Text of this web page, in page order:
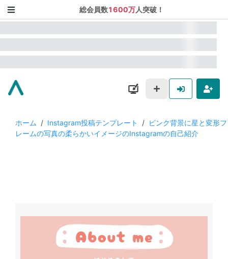
総会員数1600万人突破！
ホーム / Instagram投稿テンプレート / ピンク背景に星と変形フ
レームの写真の柔らかいイメージのInstagramの自己紹介